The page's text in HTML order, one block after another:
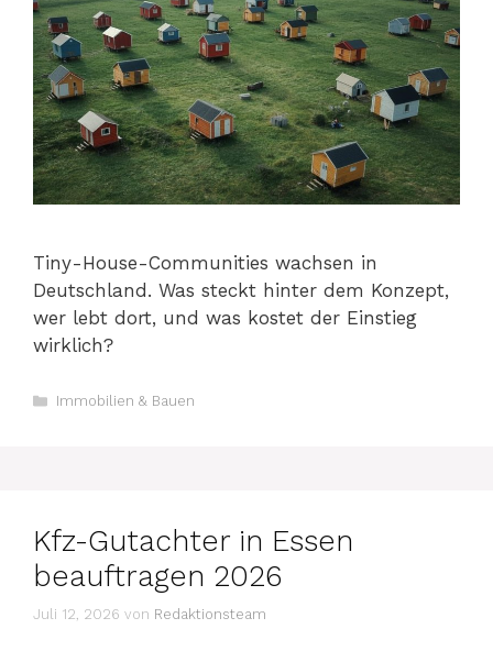
Tiny-House-Communities wachsen in
Deutschland. Was steckt hinter dem Konzept,
wer lebt dort, und was kostet der Einstieg
wirklich?
Kategorien
Immobilien & Bauen
Kfz-Gutachter in Essen
beauftragen 2026
Juli 12, 2026 von Redaktionsteam